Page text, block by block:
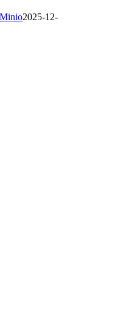
2025-12-